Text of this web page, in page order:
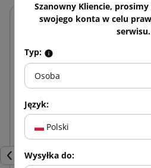
Poprzedni
Szanowny Kliencie,
swojego konta w celu
serwisu.
Typ:
Osoba
Język:
Polski
Wysyłka do: